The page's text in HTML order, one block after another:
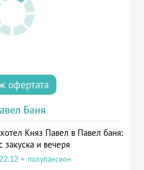
офертата
Баня
Княз Павел в Павел баня:
закуска и вечеря
+ полупансион